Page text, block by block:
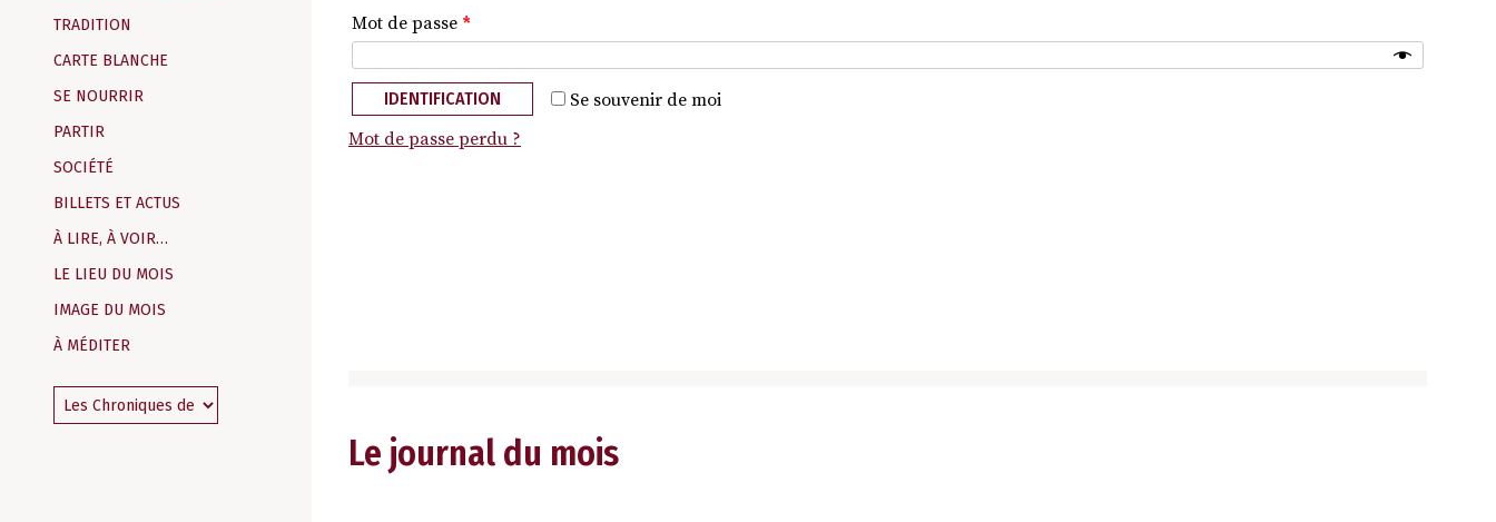
TRADITION
CARTE BLANCHE
SE NOURRIR
PARTIR
SOCIÉTÉ
BILLETS ET ACTUS
À LIRE, À VOIR…
LE LIEU DU MOIS
IMAGE DU MOIS
À MÉDITER
Mot de passe *
Se souvenir de moi
IDENTIFICATION
Mot de passe perdu ?
Le journal du mois